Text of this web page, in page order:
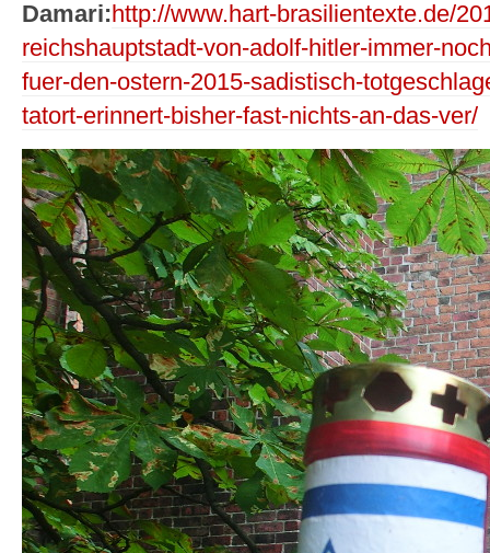
Damari:http://www.hart-brasilientexte.de/
reichshauptstadt-von-adolf-hitler-immer-
fuer-den-ostern-2015-sadistisch-
tatort-erinnert-bisher-fast-nichts-an-das-ver/